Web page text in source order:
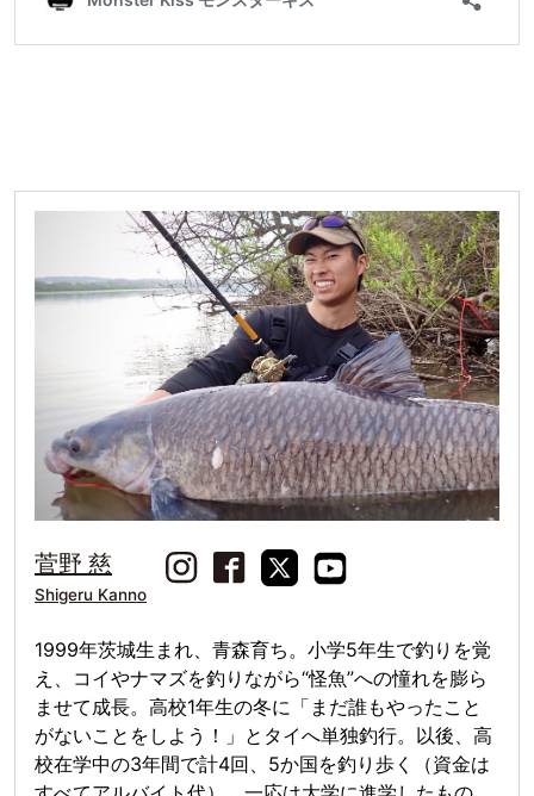
菅野 慈
Shigeru Kanno
1999年茨城生まれ、青森育ち。小学5年生で釣りを覚
え、コイやナマズを釣りながら“怪魚”への憧れを膨ら
ませて成長。高校1年生の冬に「まだ誰もやったこと
がないことをしよう！」とタイへ単独釣行。以後、高
校在学中の3年間で計4回、5か国を釣り歩く（資金は